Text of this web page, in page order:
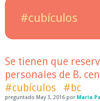
#cubículos
Se tienen que
personales de B.
#cubículos
#bc
preguntado May 3, 2016 por Maria